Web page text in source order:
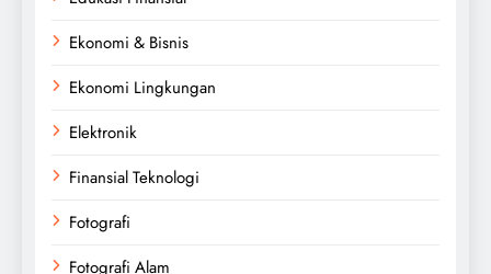
Ekonomi & Bisnis
Ekonomi Lingkungan
Elektronik
Finansial Teknologi
Fotografi
Fotografi Alam